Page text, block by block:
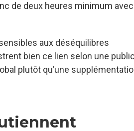
de deux heures minimum
aux déséquilibres
bien ce lien selon une
plutôt qu’une